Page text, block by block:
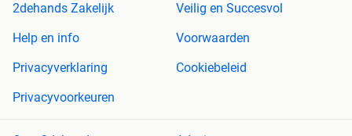
2dehands Zakelijk
Veilig en Succesvol
Help en info
Voorwaarden
Privacyverklaring
Cookiebeleid
Privacyvoorkeuren